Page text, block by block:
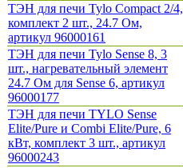
ТЭН для печи Tylo Compact 2/4,
комплект 2 шт., 24.7 Ом,
артикул 96000161
ТЭН для печи Tylo Sense 8, 3
шт., нагревательный элемент
24.7 Ом для Sense 6, артикул
96000177
ТЭН для печи TYLO Sense
Elite/Pure и Combi Elite/Pure, 6
кВт, комплект 3 шт., артикул
96000243